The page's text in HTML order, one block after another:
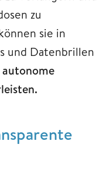
zu
sie in
und Datenbrillen
autonome